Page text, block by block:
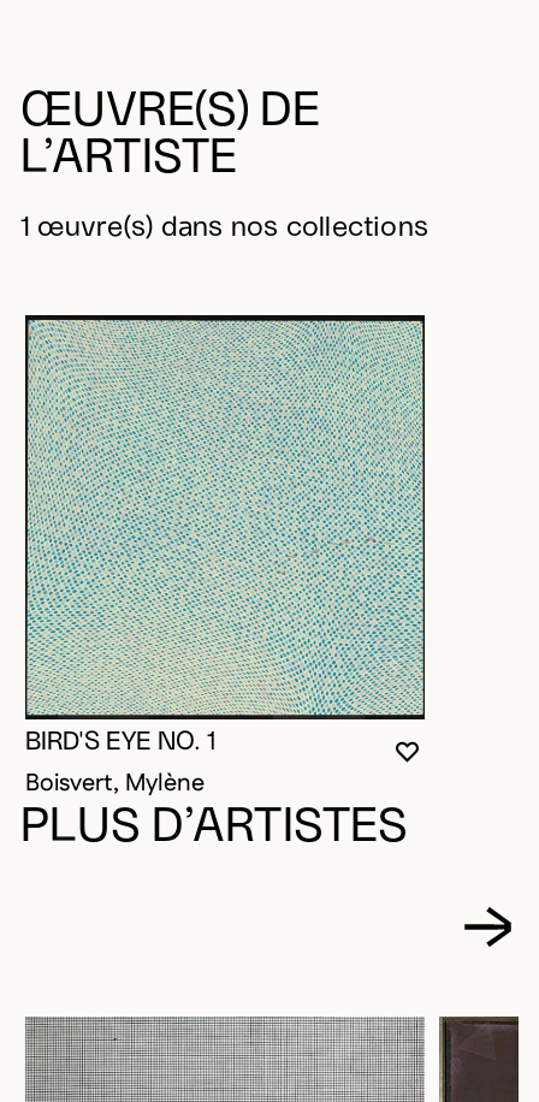
ŒUVRE(S) DE
L’ARTISTE
1 œuvre(s) dans nos collections
VOUS
FERMER
OUVRIR LA
BIRD'S EYE NO. 1
Boisvert, Mylène
PLUS D’ARTISTES